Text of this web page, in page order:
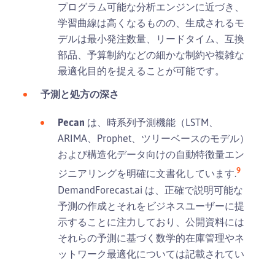
プログラム可能な分析エンジンに近づき、
学習曲線は高くなるものの、生成されるモ
デルは最小発注数量、リードタイム、互換
部品、予算制約などの細かな制約や複雑な
最適化目的を捉えることが可能です。
予測と処方の深さ
Pecan は、時系列予測機能（LSTM、
ARIMA、Prophet、ツリーベースのモデル）
および構造化データ向けの自動特徴量エン
ジニアリングを明確に文書化しています.9
DemandForecast.ai は、正確で説明可能な
予測の作成とそれをビジネスユーザーに提
示することに注力しており、公開資料には
それらの予測に基づく数学的在庫管理やネ
ットワーク最適化については記載されてい